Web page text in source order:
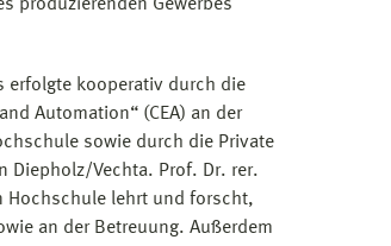
produzierenden Gewerbes
erfolgte kooperativ durch die
Automation“ (CEA) an der
sowie durch die Private
Diepholz/Vechta. Prof. Dr. rer.
Hochschule lehrt und forscht,
an der Betreuung. Außerdem